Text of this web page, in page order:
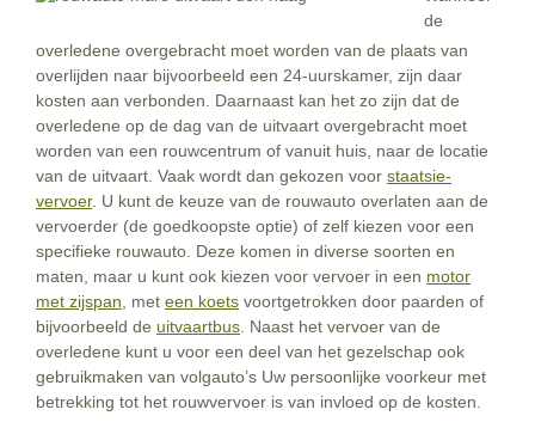
de
overledene overgebracht moet worden van de plaats van
overlijden naar bijvoorbeeld een 24-uurskamer, zijn daar
kosten aan verbonden. Daarnaast kan het zo zijn dat de
overledene op de dag van de uitvaart overgebracht moet
worden van een rouwcentrum of vanuit huis, naar de locatie
van de uitvaart. Vaak wordt dan gekozen voor staatsie-
vervoer. U kunt de keuze van de rouwauto overlaten aan de
vervoerder (de goedkoopste optie) of zelf kiezen voor een
specifieke rouwauto. Deze komen in diverse soorten en
maten, maar u kunt ook kiezen voor vervoer in een motor
met zijspan , met een koets voortgetrokken door paarden of
bijvoorbeeld de uitvaartbus . Naast het vervoer van de
overledene kunt u voor een deel van het gezelschap ook
gebruikmaken van volgauto’s Uw persoonlijke voorkeur met
betrekking tot het rouwvervoer is van invloed op de kosten.